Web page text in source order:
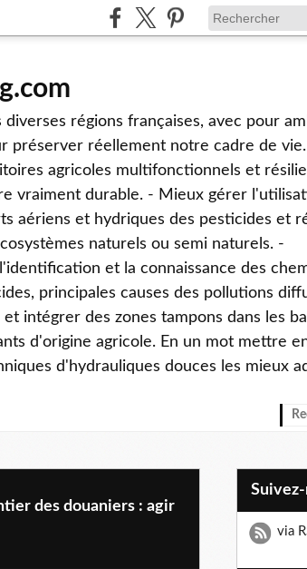
régions françaises, avec pour
réellement notre cadre de vie.
agricoles multifonctionnels et
vraiment durable. - Mieux gérer
aériens et hydriques des pesticides et
naturels ou semi naturels. -
et la connaissance des
principales causes des pollutions
intégrer des zones tampons dans les
d'origine agricole. En un mot mettre
d'hydrauliques douces les mieux
des douaniers : agir
via